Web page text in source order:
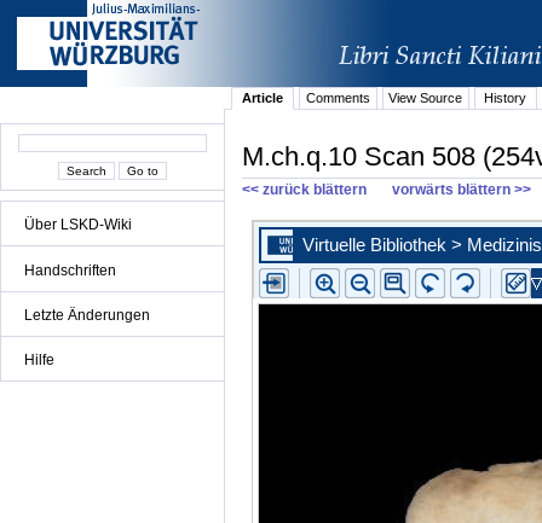
Über LSKD-Wiki
Handschriften
Letzte Änderungen
Hilfe
Article Comments View Source History
M.ch.q.10 Scan 508
<< zurück blättern vorwärts blättern >>